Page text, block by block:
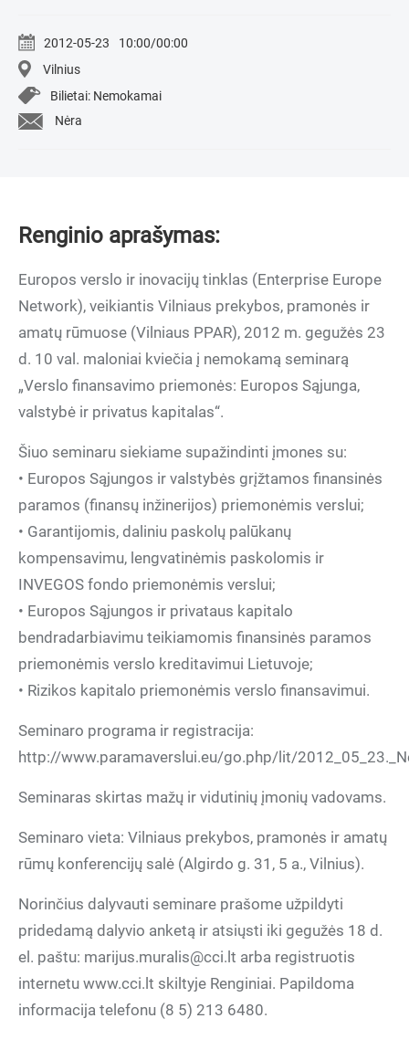
2012-05-23
10:00/00:00
Vilnius
Bilietai: Nemokamai
Nėra
Renginio aprašymas:
Europos verslo ir inovacijų tinklas (Enterprise Europe
Network), veikiantis Vilniaus prekybos, pramonės ir
amatų rūmuose (Vilniaus PPAR), 2012 m. gegužės 23
d. 10 val. maloniai kviečia į nemokamą seminarą
„Verslo finansavimo priemonės: Europos Sąjunga,
valstybė ir privatus kapitalas“.
Šiuo seminaru siekiame supažindinti įmones su:
• Europos Sąjungos ir valstybės grįžtamos finansinės
paramos (finansų inžinerijos) priemonėmis verslui;
• Garantijomis, daliniu paskolų palūkanų
kompensavimu, lengvatinėmis paskolomis ir
INVEGOS fondo priemonėmis verslui;
• Europos Sąjungos ir privataus kapitalo
bendradarbiavimu teikiamomis finansinės paramos
priemonėmis verslo kreditavimui Lietuvoje;
• Rizikos kapitalo priemonėmis verslo finansavimui.
Seminaro programa ir registracija:
http://www.paramaverslui.eu/go.php/lit/
Seminaras skirtas mažų ir vidutinių įmonių vadovams.
Seminaro vieta: Vilniaus prekybos, pramonės ir amatų
rūmų konferencijų salė (Algirdo g. 31, 5 a., Vilnius).
Norinčius dalyvauti seminare prašome užpildyti
pridedamą dalyvio anketą ir atsiųsti iki gegužės 18 d.
el. paštu: marijus.muralis@cci.lt arba registruotis
internetu www.cci.lt skiltyje Renginiai. Papildoma
informacija telefonu (8 5) 213 6480.